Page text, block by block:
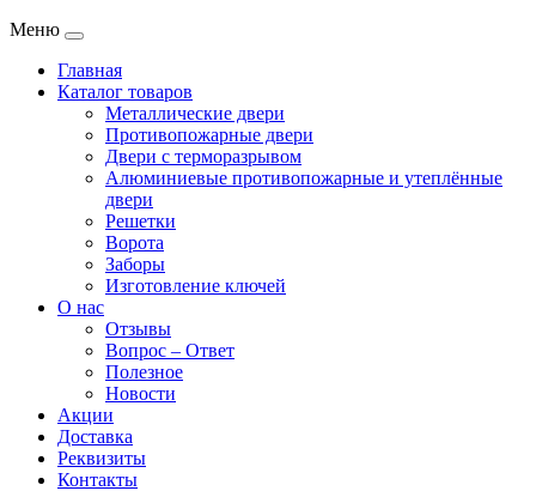
Меню
Главная
Каталог товаров
Металлические двери
Противопожарные двери
Двери с терморазрывом
Алюминиевые противопожарные и утеплённые
двери
Решетки
Ворота
Заборы
Изготовление ключей
О нас
Отзывы
Вопрос – Ответ
Полезное
Новости
Акции
Доставка
Реквизиты
Контакты